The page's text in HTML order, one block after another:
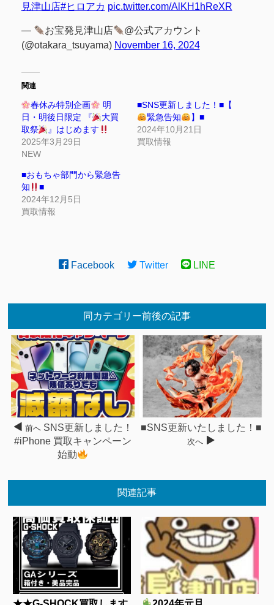
見津山店#ヒロアカ pic.twitter.com/AlKH1hReXR
— お宝発見津山店
@公式アカウント
(@otakara_tsuyama) November 16, 2024
関連
春休み特別企画
明
日・明後日限定 『
大買
取祭
』はじめます
2025年3月29日
NEW
■SNS更新しました！■【
緊急告知
】■
2024年10月21日
買取情報
■おもちゃ部門から緊急告
知
■
2024年12月5日
買取情報
Facebook Twitter LINE
同カテゴリー前後の記事
前へ SNS更新しました！
#iPhone 買取キャンペーン
始動
■SNS更新いたしました！■
次へ
関連記事